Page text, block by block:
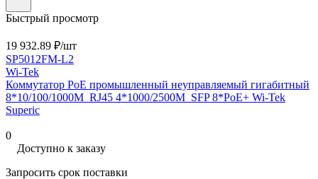
Быстрый просмотр
19 932.89 ₽/шт
SP5012FM-L2
Wi-Tek
Коммутатор PoE промышленный неуправляемый гигабитный
8*10/100/1000M_RJ45 4*1000/2500M_SFP 8*PoE+ Wi-Tek
Superic
0
Доступно к заказу
Запросить срок поставки